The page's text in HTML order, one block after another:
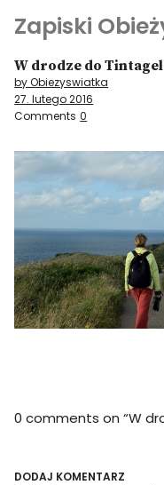
Zapiski
Podróże
Kultura i sztuka
Kątem oka
Niezwyczajne
Dom na kółkach
W drodze do
by Obiezyswiatka
27. lutego 2016
Comments 0
0 comments on “W
DODAJ KOMENTARZ